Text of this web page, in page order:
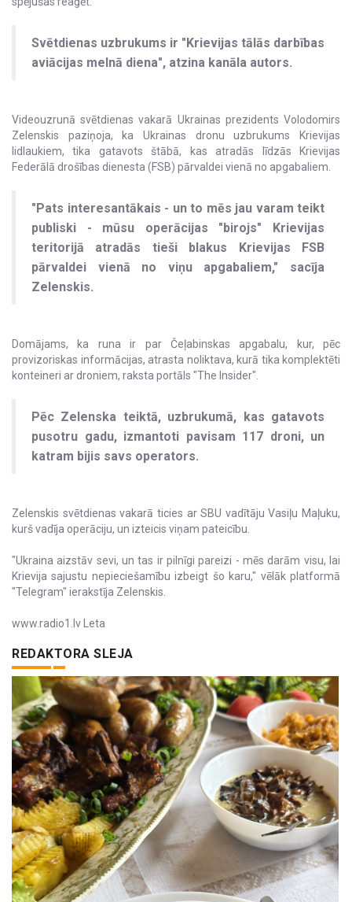
Svētdienas uzbrukums ir "Krievijas tālās darbības
aviācijas melnā diena", atzina kanāla autors.
Videouzrunā svētdienas vakarā Ukrainas prezidents Volodomirs
Zelenskis paziņoja, ka Ukrainas dronu uzbrukums Krievijas
lidlaukiem, tika gatavots štābā, kas atradās līdzās Krievijas
Federālā drošības dienesta (FSB) pārvaldei vienā no apgabaliem.
"Pats interesantākais - un to mēs jau varam teikt
publiski - mūsu operācijas "birojs" Krievijas
teritorijā atradās tieši blakus Krievijas FSB
pārvaldei vienā no viņu apgabaliem," sacīja
Zelenskis.
Domājams, ka runa ir par Čeļabinskas apgabalu, kur, pēc
provizoriskas informācijas, atrasta noliktava, kurā tika komplektēti
konteineri ar droniem, raksta portāls "The Insider".
Pēc Zelenska teiktā, uzbrukumā, kas gatavots
pusotru gadu, izmantoti pavisam 117 droni, un
katram bijis savs operators.
Zelenskis svētdienas vakarā ticies ar SBU vadītāju Vasiļu Maļuku,
kurš vadīja operāciju, un izteicis viņam pateicību.
"Ukraina aizstāv sevi, un tas ir pilnīgi pareizi - mēs darām visu, lai
Krievija sajustu nepieciešamību izbeigt šo karu," vēlāk platformā
"Telegram" ierakstīja Zelenskis.
www.radio1.lv Leta
REDAKTORA SLEJA